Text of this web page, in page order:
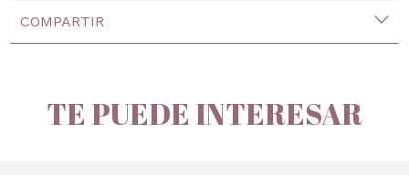
COMPARTIR
TE PUEDE INTERESAR